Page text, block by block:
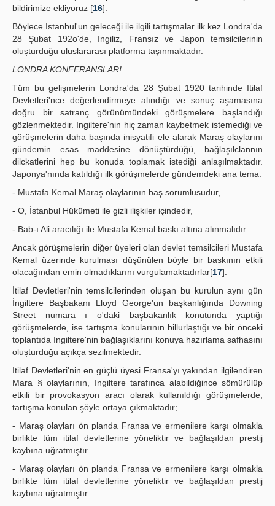
bildirimize ekliyoruz [16].
Böylece Istanbul'un geleceği ile ilgili tartışmalar ilk kez Londra'da
28 Şubat 192o'de, Ingiliz, Fransız ve Japon temsilcilerinin
oluşturduğu uluslararası platforma taşınmaktadır.
LONDRA KONFERANSLAR!
Tüm bu gelişmelerin Londra'da 28 Şubat 1920 tarihinde Itilaf
Devletleri'nce değerlendirmeye alındığı ve sonuç aşamasına
doğru bir satranç görünümündeki görüşmelere başlandığı
gözlenmektedir. Ingiltere'nin hiç zaman kaybetmek istemediği ve
görüşmelerin daha başında inisyatifi ele alarak Maraş olaylarını
gündemin esas maddesine dönüştürdüğü, bağlaşılclannın
dilckatlerini hep bu konuda toplamak istediği anlaşılmaktadır.
Japonya'nında katıldığı ilk görüşmelerde gündemdeki ana tema:
- Mustafa Kemal Maraş olaylarının baş sorumlusudur,
- O, İstanbul Hükümeti ile gizli ilişkiler içindedir,
- Bab-ı Ali aracılığı ile Mustafa Kemal baskı altına alınmalıdır.
Ancak görüşmelerin diğer üyeleri olan devlet temsilcileri Mustafa
Kemal üzerinde kurulması düşünülen böyle bir baskının etkili
olacağından emin olmadıklarını vurgulamaktadırlar[17].
İtilaf Devletleri'nin temsilcilerinden oluşan bu kurulun aynı gün
İngiltere Başbakanı Lloyd George'un başkanlığında Downing
Street numara ı o'daki başbakanlık konutunda yaptığı
görüşmelerde, ise tartışma konularının billurlaştığı ve bir önceki
toplantıda Ingiltere'nin bağlaşıklarını konuya hazırlama safhasını
oluşturduğu açıkça sezilmektedir.
Itilaf Devletleri'nin en güçlü üyesi Fransa'yı yakından ilgilendiren
Mara § olaylarının, Ingiltere tarafınca alabildiğince sömürülüp
etkili bir provokasyon aracı olarak kullanıldığı görüşmelerde,
tartışma konulan şöyle ortaya çıkmaktadır;
- Maraş olayları ön planda Fransa ve ermenilere karşı olmakla
birlikte tüm itilaf devletlerine yöneliktir ve bağlaşıldan prestij
kaybına uğratmıştır.
- Maraş olayları ön planda Fransa ve ermenilere karşı olmakla
birlikte tüm itilaf devletlerine yöneliktir ve bağlaşıldan prestij
kaybına uğratmıştır.